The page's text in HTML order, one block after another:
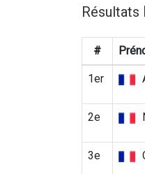
Résultats
#
1er
2e
3e